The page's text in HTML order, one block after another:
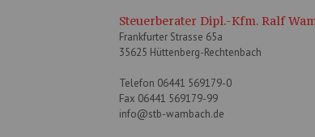
Steuerberater Dipl.-Kfm. Ralf
Frankfurter Strasse 65a
35625 Hüttenberg-Rechtenbach
Telefon 06441 569179-0
Fax 06441 569179-99
info@stb-wambach.de